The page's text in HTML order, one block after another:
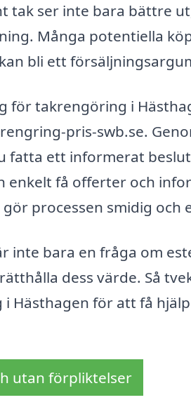
tak ser inte bara bättre
Många potentiella
bli ett
takrengöring i
pris-swb.se.
fatta ett informerat
enkelt få offerter och
processen smidig och
inte bara en fråga om
dess värde. Så
Hästhagen för att få
utan förpliktelser